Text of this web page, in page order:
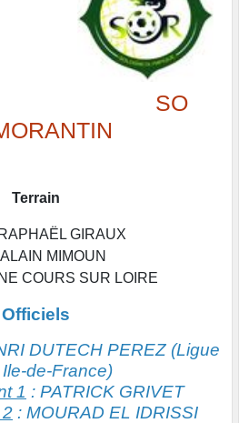
SO
Terrain
GIRAUX
MIMOUN
COURS SUR LOIRE
Officiels
DUTECH PEREZ (Ligue
de-France)
1 : PATRICK GRIVET
: MOURAD EL IDRISSI